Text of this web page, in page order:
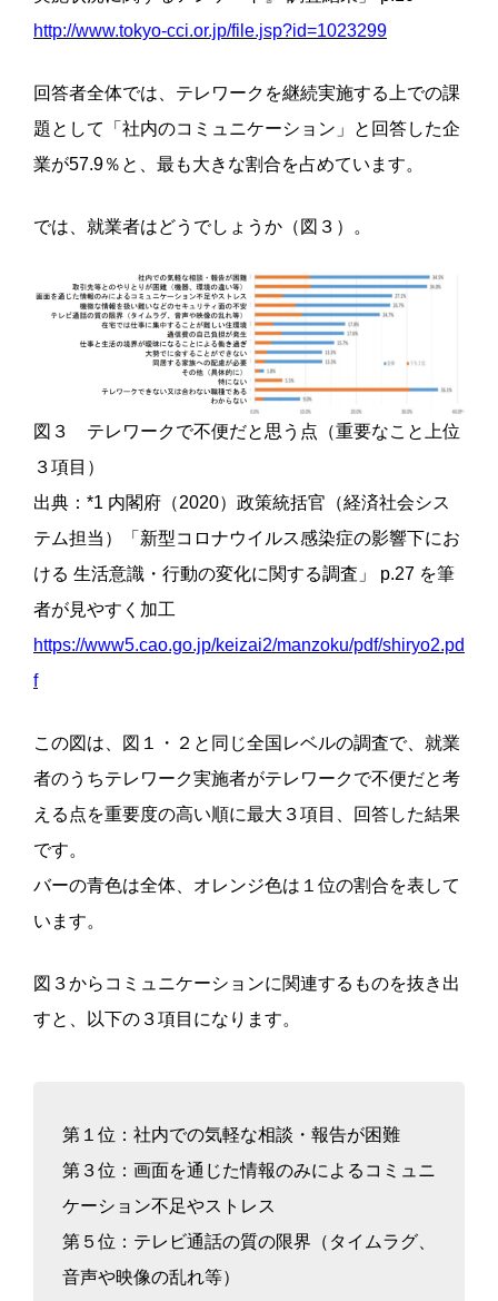
http://www.tokyo-cci.or.jp/file.jsp?id=1023299
回答者全体では、テレワークを継続実施する上での課
題として「社内のコミュニケーション」と回答した企
業が57.9％と、最も大きな割合を占めています。
では、就業者はどうでしょうか（図３）。
図３ テレワークで不便だと思う点（重要なこと上位
３項目）
出典：*1 内閣府（2020）政策統括官（経済社会シス
テム担当）「新型コロナウイルス感染症の影響下にお
ける 生活意識・行動の変化に関する調査」 p.27 を筆
者が見やすく加工
https://www5.cao.go.jp/keizai2/manzoku/pdf/shiryo2.pd
f
この図は、図１・２と同じ全国レベルの調査で、就業
者のうちテレワーク実施者がテレワークで不便だと考
える点を重要度の高い順に最大３項目、回答した結果
です。
バーの青色は全体、オレンジ色は１位の割合を表して
います。
図３からコミュニケーションに関連するものを抜き出
すと、以下の３項目になります。
第１位：社内での気軽な相談・報告が困難
第３位：画面を通じた情報のみによるコミュニ
ケーション不足やストレス
第５位：テレビ通話の質の限界（タイムラグ、
音声や映像の乱れ等）